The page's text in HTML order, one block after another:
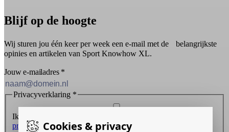
Cookies & privacy
Blijf op de hoogte
Wij sturen jou één keer per week een e-mail met de belangrijkste
opinies en artikelen van Sport Knowhow XL.
Jouw e-mailadres *
Privacyverklaring *
Ik ontvang graag de nieuwsbrief en ga akkoord met de
privacyverklaring.